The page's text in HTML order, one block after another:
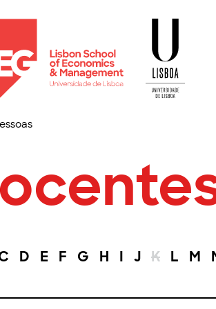
D E F G H I J K L M